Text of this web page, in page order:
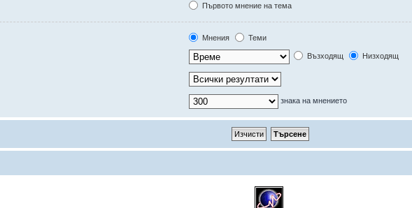
Първото мнение на тема
Мнения
Теми
Възходящ Низходящ
знака на мнението